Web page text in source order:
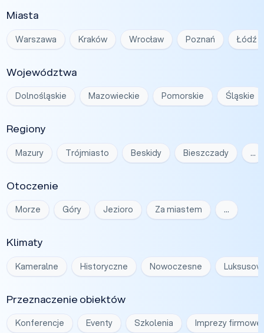
Miasta
Warszawa Kraków Wrocław Poznań Łódź
Województwa
Dolnośląskie Mazowieckie Pomorskie Śląskie
Regiony
Mazury Trójmiasto Beskidy Bieszczady …
Otoczenie
Morze Góry Jezioro Za miastem …
Klimaty
Kameralne Historyczne Nowoczesne
Przeznaczenie obiektów
Konferencje Eventy Szkolenia Imprezy firmowe